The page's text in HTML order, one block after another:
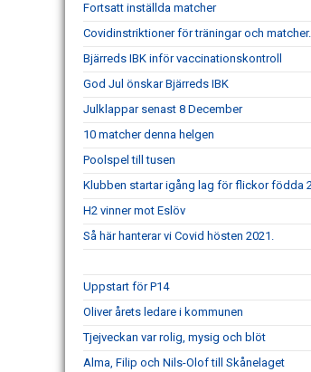
Fortsatt inställda matcher
Covidinstriktioner för träningar och matcher.
Bjärreds IBK inför vaccinationskontroll
God Jul önskar Bjärreds IBK
Julklappar senast 8 December
10 matcher denna helgen
Poolspel till tusen
Klubben startar igång lag för flickor födda
H2 vinner mot Eslöv
Så här hanterar vi Covid hösten 2021.
Uppstart för P14
Oliver årets ledare i kommunen
Tjejveckan var rolig, mysig och blöt
Alma, Filip och Nils-Olof till Skånelaget